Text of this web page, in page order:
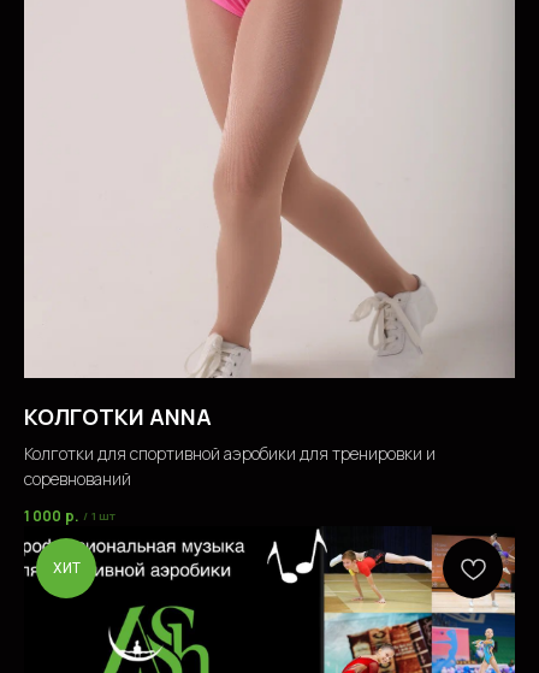
КОЛГОТКИ ANNA
Колготки для спортивной аэробики для тренировки и
соревнований
1 000 р. / 1 шт
ХИТ
СОМНЕВАЕТЕСЬ
В ВЫБОРЕ ТОВАРА ИЛИ
УСЛУГИ?
CВЯЖИТЕСЬ С НАМИ
Вы можете связаться с нами любым
удобным способом и мы обязательно
и оформить заказ